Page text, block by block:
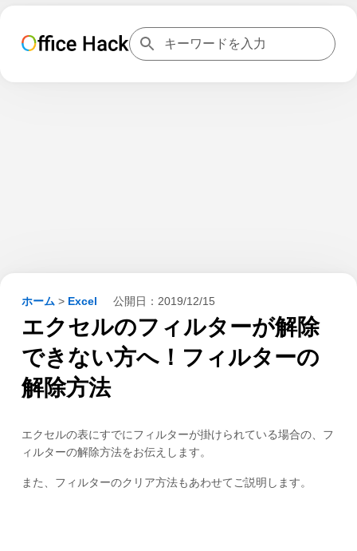
ホーム > Excel 公開日： 2019/12/15
エクセルのフィルターが解除
できない方へ！フィルターの
解除方法
エクセルの表にすでにフィルターが掛けられている場合の、フ
ィルターの解除方法をお伝えします。
また、フィルターのクリア方法もあわせてご説明します。